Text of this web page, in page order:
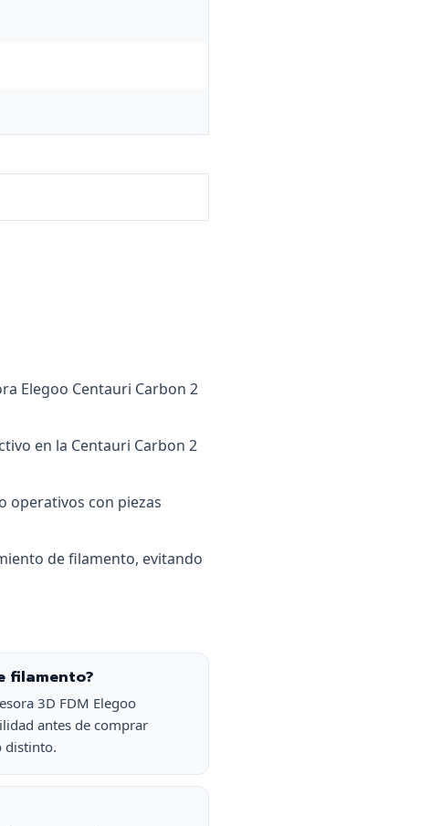
Elegoo Centauri Carbon 2
en la Centauri Carbon 2
operativos con piezas
de filamento, evitando
filamento?
3D FDM Elegoo
antes de comprar
distinto.